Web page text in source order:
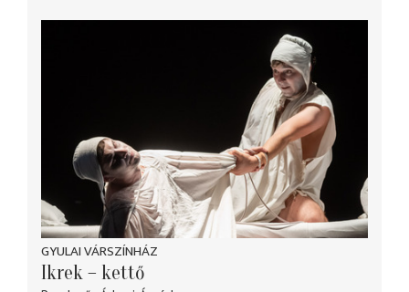
GYULAI VÁRSZÍNHÁZ
Ikrek – kettő